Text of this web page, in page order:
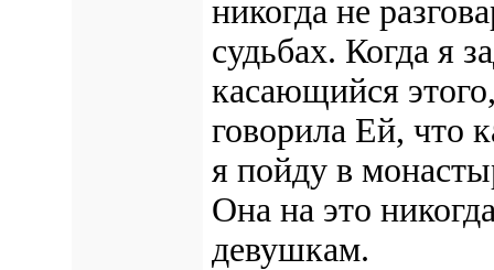
никогда не
судьбах. Когда я
касающийся
говорила Ей, что
я пойду в
Она на это
девушкам.